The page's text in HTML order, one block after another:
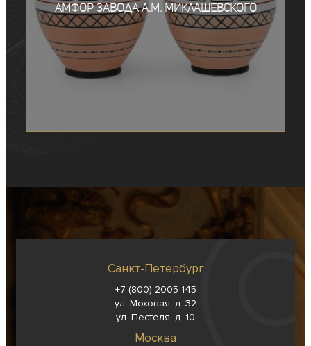
амфор завода А.М. Миклашевского
Санкт-Петербург
+7 (800) 2005-145
ул. Моховая, д. 32
ул. Пестеля, д. 10
Москва